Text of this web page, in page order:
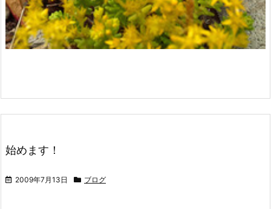
始めます！
2009年7月13日 ブログ